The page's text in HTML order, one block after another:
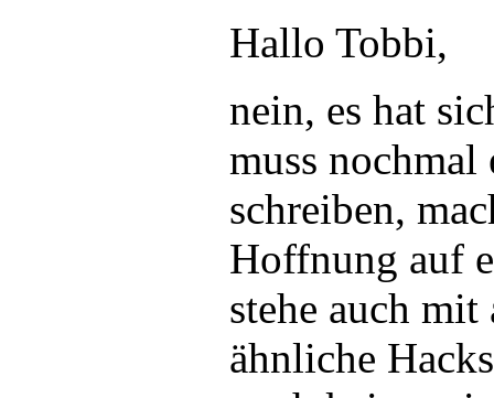
Hallo Tobbi,
nein, es hat
muss
schreiben,
Hoffnung auf
stehe auch
ähnliche